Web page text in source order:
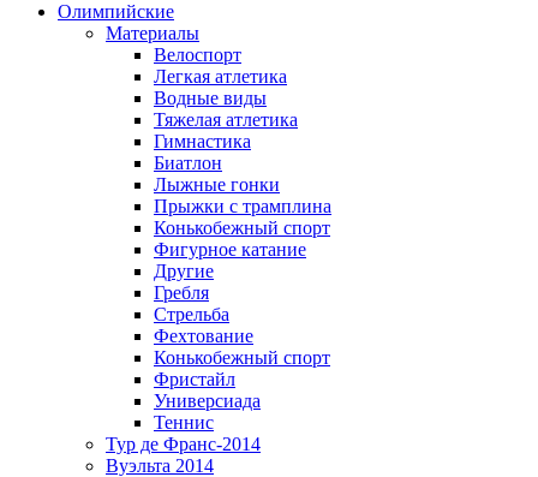
Олимпийские
Материалы
Велоспорт
Легкая атлетика
Водные виды
Тяжелая атлетика
Гимнастика
Биатлон
Лыжные гонки
Прыжки с трамплина
Конькобежный спорт
Фигурное катание
Другие
Гребля
Стрельба
Фехтование
Конькобежный спорт
Фристайл
Универсиада
Теннис
Тур де Франс-2014
Вуэльта 2014